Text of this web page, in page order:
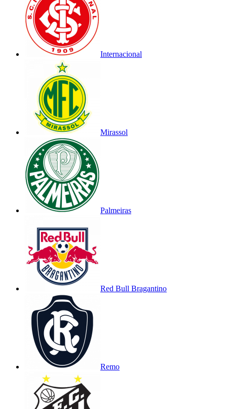
Internacional
Mirassol
Palmeiras
Red Bull Bragantino
Remo